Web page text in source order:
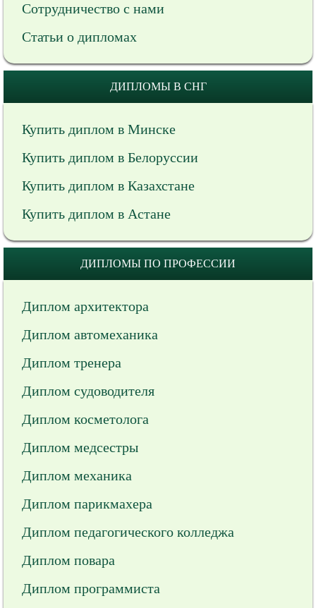
Сотрудничество с нами
Статьи о дипломах
ДИПЛОМЫ В СНГ
Купить диплом в Минске
Купить диплом в Белоруссии
Купить диплом в Казахстане
Купить диплом в Астане
ДИПЛОМЫ ПО ПРОФЕССИИ
Диплом архитектора
Диплом автомеханика
Диплом тренера
Диплом судоводителя
Диплом косметолога
Диплом медсестры
Диплом механика
Диплом парикмахера
Диплом педагогического колледжа
Диплом повара
Диплом программиста